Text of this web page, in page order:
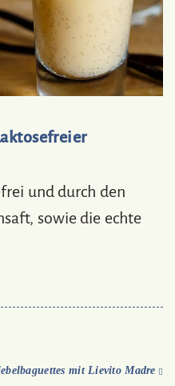
und durch den
sowie die echte
mit Lievito Madre